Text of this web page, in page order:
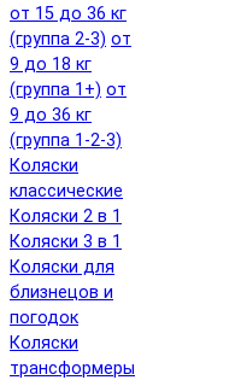
от 15 до 36 кг
(группа 2-3) от
9 до 18 кг
(группа 1+) от
9 до 36 кг
(группа 1-2-3)
Коляски
классические
Коляски 2 в 1
Коляски 3 в 1
Коляски для
близнецов и
погодок
Коляски
трансформеры